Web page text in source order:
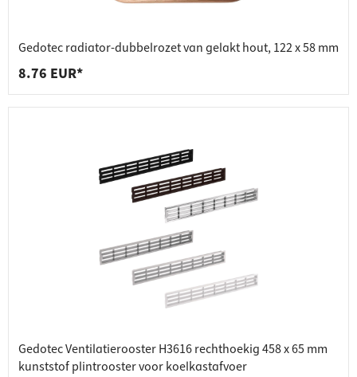
Gedotec radiator-dubbelrozet van gelakt hout, 122 x 58 mm
8.76 EUR*
Gedotec Ventilatierooster H3616 rechthoekig 458 x 65 mm
kunststof plintrooster voor koelkastafvoer